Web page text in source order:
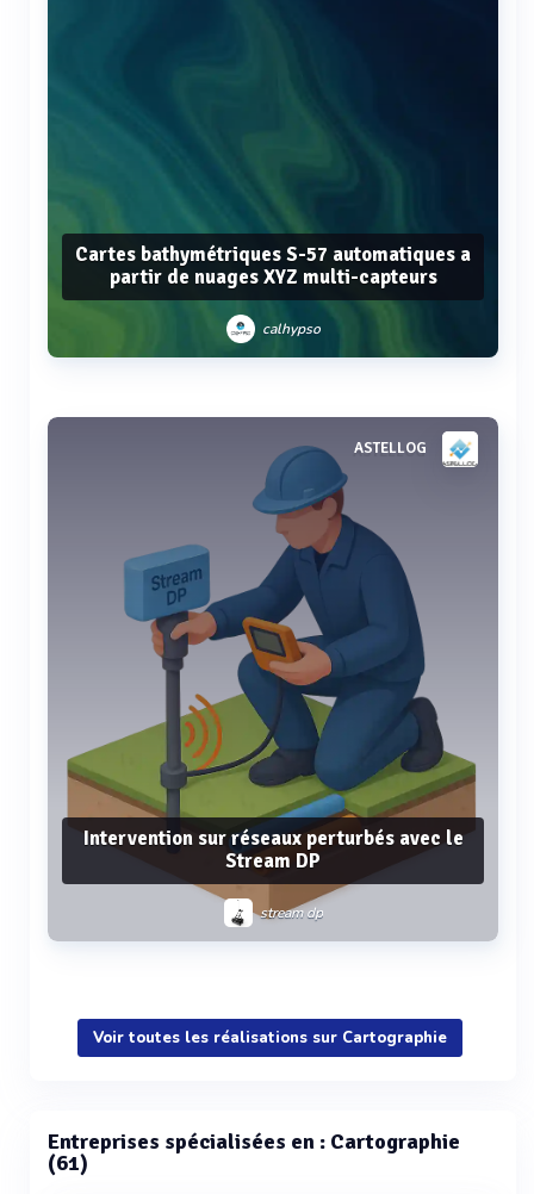
Cartes bathymétriques S-57 automatiques a
partir de nuages XYZ multi-capteurs
calhypso
Voir plus ASTELLOG
Intervention sur réseaux perturbés avec le
Stream DP
stream dp
Voir plus
Voir toutes les réalisations sur Cartographie
Entreprises spécialisées en : Cartographie
(61)